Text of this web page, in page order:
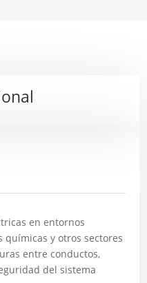
en entornos
y otros sectores
entre conductos,
del sistema